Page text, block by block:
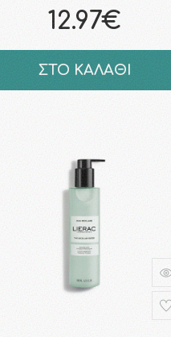
12.97€
ΣΤΟ ΚΑΛΑΘΙ